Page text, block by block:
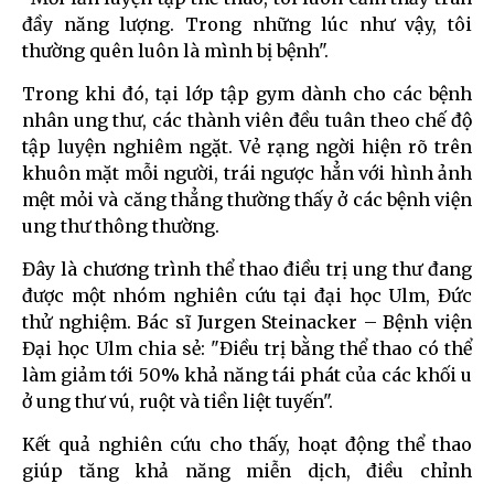
đầy năng lượng. Trong những lúc như vậy, tôi
thường quên luôn là mình bị bệnh".
Trong khi đó, tại lớp tập gym dành cho các bệnh
nhân ung thư, các thành viên đều tuân theo chế độ
tập luyện nghiêm ngặt. Vẻ rạng ngời hiện rõ trên
khuôn mặt mỗi người, trái ngược hẳn với hình ảnh
mệt mỏi và căng thẳng thường thấy ở các bệnh viện
ung thư thông thường.
Đây là chương trình thể thao điều trị ung thư đang
được một nhóm nghiên cứu tại đại học Ulm, Đức
thử nghiệm. Bác sĩ Jurgen Steinacker – Bệnh viện
Đại học Ulm chia sẻ: "Điều trị bằng thể thao có thể
làm giảm tới 50% khả năng tái phát của các khối u
ở ung thư vú, ruột và tiền liệt tuyến".
Kết quả nghiên cứu cho thấy, hoạt động thể thao
giúp tăng khả năng miễn dịch, điều chỉnh